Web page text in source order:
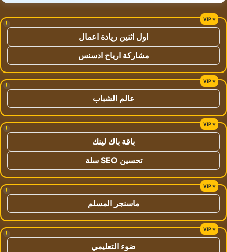
!
اول اثنين ريادة اعمال
مشاركة ارباح ادسنس
!
عالم الشباب
!
باقة باك لينك
تحسين SEO سلة
!
ماسنجر المسلم
!
ضوء التعليمي